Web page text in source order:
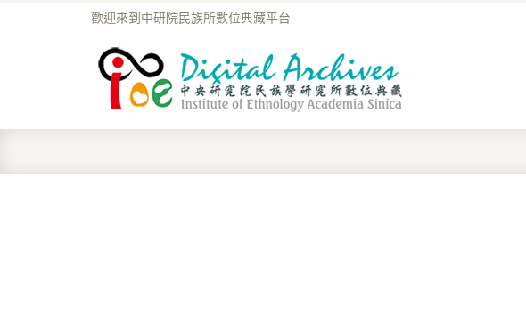
歡迎來到中研院民族所數位典藏平台